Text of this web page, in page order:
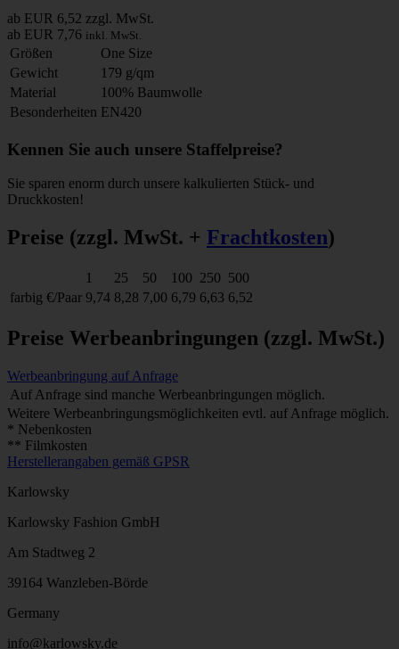
ab EUR 6,52 zzgl. MwSt.
ab EUR 7,76 inkl. MwSt.
Größen
One Size
Gewicht
179 g/qm
Material
100% Baumwolle
Besonderheiten EN420
Kennen Sie auch unsere Staffelpreise?
Sie sparen enorm durch unsere kalkulierten Stück- und
Druckkosten!
Preise (zzgl. MwSt. + Frachtkosten)
1 25 50 100 250 500
farbig €/Paar 9,74 8,28 7,00 6,79 6,63 6,52
Preise Werbeanbringungen (zzgl. MwSt.)
Werbeanbringung auf Anfrage
Auf Anfrage sind manche Werbeanbringungen möglich.
Weitere Werbeanbringungsmöglichkeiten evtl. auf Anfrage möglich.
* Nebenkosten
** Filmkosten
Herstellerangaben gemäß GPSR
Karlowsky
Karlowsky Fashion GmbH
Am Stadtweg 2
39164 Wanzleben-Börde
Germany
info@karlowsky.de